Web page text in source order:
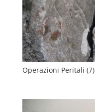
Operazioni Peritali (7)